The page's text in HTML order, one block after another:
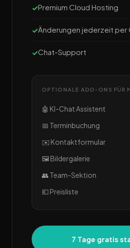
Premium Cloud Hosting
Änderungen jederzeit per
Chat-Support
OPTIONALE ADD-ONS FÜR
🤖 KI-Chat Assistent
📅 Terminbuchung
✉️ Kontaktformular
🖼️ Bildergalerie
👥 Team-Sektion
💶 Preisliste
7 Tage gratis